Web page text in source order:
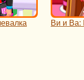
Ви и Ва: